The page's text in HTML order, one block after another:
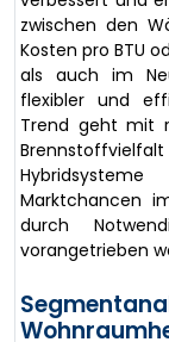
zwischen den
Kosten pro BTU
als auch im
flexibler und
Trend geht mit
Marktchancen
durch
vorangetrieben